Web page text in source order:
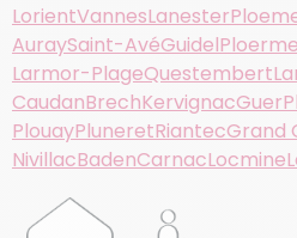
LorientVannesLanester
AuraySaint-AvéGuidel
Larmor-PlageQuestembert
CaudanBrechKervignacGuer
PlouayPluneretRiantecGrand
NivillacBadenCarnacLocmine